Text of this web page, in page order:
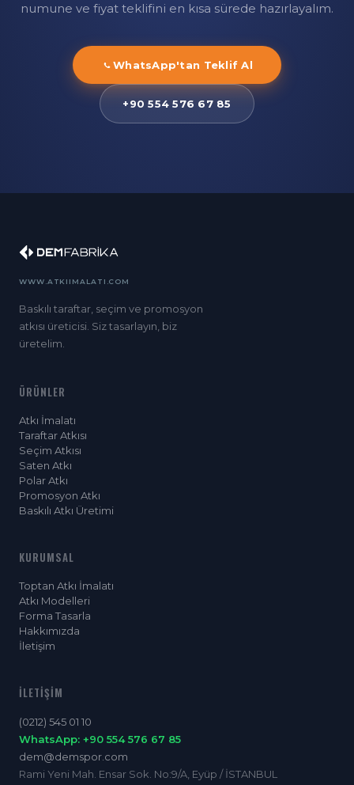
numune ve fiyat teklifini en kısa sürede hazırlayalım.
WhatsApp'tan Teklif Al
+90 554 576 67 85
WWW.ATKIIMALATI.COM
Baskılı taraftar, seçim ve promosyon
atkısı üreticisi. Siz tasarlayın, biz
üretelim.
ÜRÜNLER
Atkı İmalatı
Taraftar Atkısı
Seçim Atkısı
Saten Atkı
Polar Atkı
Promosyon Atkı
Baskılı Atkı Üretimi
KURUMSAL
Toptan Atkı İmalatı
Atkı Modelleri
Forma Tasarla
Hakkımızda
İletişim
İLETIŞIM
(0212) 545 01 10
WhatsApp: +90 554 576 67 85
dem@demspor.com
Rami Yeni Mah. Ensar Sok. No:9/A, Eyüp / İSTANBUL